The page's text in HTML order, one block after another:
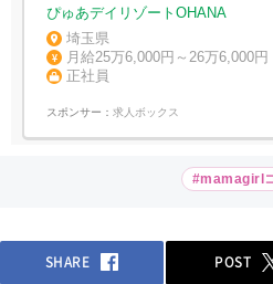
ぴゅあデイリゾートOHANA
埼玉県
月給25万6,000円～26万6,000円
正社員
スポンサー： 求人ボックス
#mamagirl
SHARE POST